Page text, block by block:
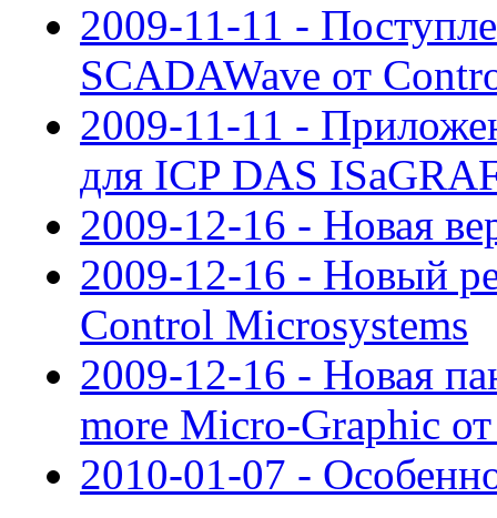
2009-11-11 -
SCADAWave от
2009-11-11 -
для ICP DAS
2009-12-16 - Новая
2009-12-16 - Новый
Control Microsystems
2009-12-16 - Новая
more Micro-Graphic
2010-01-07 -